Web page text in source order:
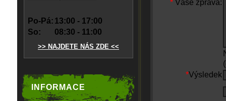
Po-Pá: 13:00 - 17:00
So:
08:30 - 11:00
>> NAJDETE NÁS ZDE <<
INFORMACE
* Váše zpráva:
*Výsledek